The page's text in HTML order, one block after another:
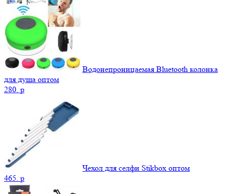
Водонепроницаемая Bluetooth колонка
для душа оптом
280. p
Чехол для селфи Stikbox оптом
465. p